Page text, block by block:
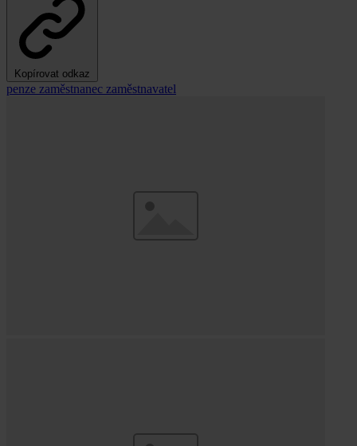
Kopírovat odkaz
penze zaměstnanec zaměstnavatel